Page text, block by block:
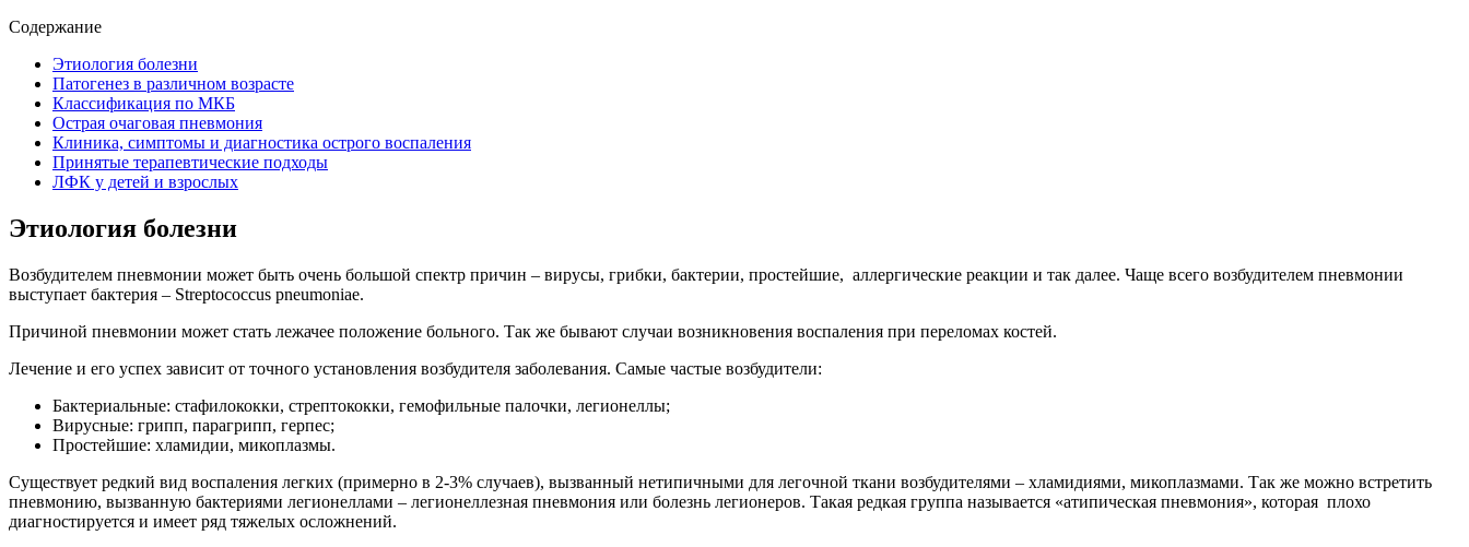
Содержание
Этиология болезни
Патогенез в различном возрасте
Классификация по МКБ
Острая очаговая пневмония
Клиника, симптомы и диагностика острого воспаления
Принятые терапевтические подходы
ЛФК у детей и взрослых
Этиология болезни
Возбудителем пневмонии может быть очень большой спектр причин – вирусы, грибки, бактерии, простейшие, аллергические реакции и так далее. Чаще всего возбудителем пневмонии
выступает бактерия – Streptococcus pneumoniae.
Причиной пневмонии может стать лежачее положение больного. Так же бывают случаи возникновения воспаления при переломах костей.
Лечение и его успех зависит от точного установления возбудителя заболевания. Самые частые возбудители:
Бактериальные: стафилококки, стрептококки, гемофильные палочки, легионеллы;
Вирусные: грипп, парагрипп, герпес;
Простейшие: хламидии, микоплазмы.
Существует редкий вид воспаления легких (примерно в 2-3% случаев), вызванный нетипичными для легочной ткани возбудителями – хламидиями, микоплазмами. Так же можно встретить
пневмонию, вызванную бактериями легионеллами – легионеллезная пневмония или болезнь легионеров. Такая редкая группа называется «атипическая пневмония», которая плохо
диагностируется и имеет ряд тяжелых осложнений.